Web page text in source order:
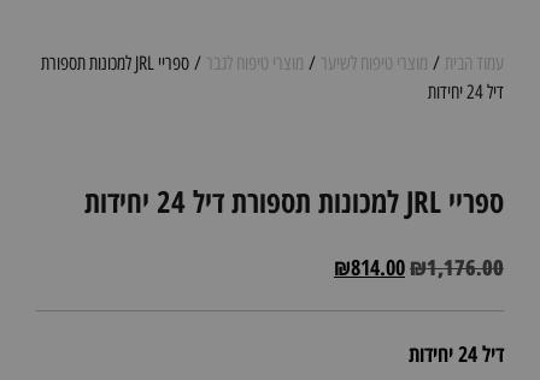
עמוד הבית / מוצרי טיפוח לשיער / מוצרי טיפוח לגבר
/ ספריי JRL למכונות תספורת
דיל 24 יחידות
ספריי JRL למכונות תספורת דיל 24 יחידות
₪1,176.00
₪814.00
דיל 24 יחידות